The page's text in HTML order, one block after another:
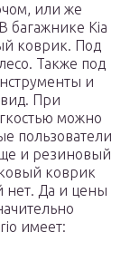
или же
багажнике Kia
коврик. Под
Также под
и
При
можно
пользователи
и резиновый
коврик
нет. Да и цены
имеет: